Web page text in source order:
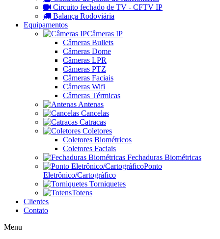
Circuito fechado de TV - CFTV IP
Balança Rodoviária
Equipamentos
Câmeras IP
Câmeras Bullets
Câmeras Dome
Câmeras LPR
Câmeras PTZ
Câmeras Faciais
Câmeras Wifi
Câmeras Térmicas
Antenas
Cancelas
Catracas
Coletores
Coletores Biométricos
Coletores Faciais
Fechaduras Biométricas
Ponto
Eletrônico/Cartográfico
Torniquetes
Totens
Clientes
Contato
Menu